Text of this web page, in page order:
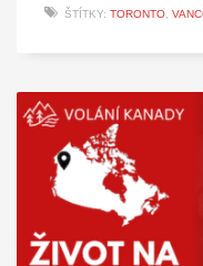
ŠTÍTKY: TORONTO,